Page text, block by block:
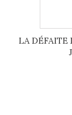
LA DÉFAITE